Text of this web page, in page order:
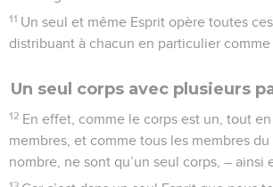
11 Un seul et même Esprit opère toutes
distribuant à chacun en particulier comme
Un seul corps avec plusieurs
12 En effet, comme le corps est un, tout
membres, et comme tous les membres
nombre, ne sont qu’un seul corps, – ainsi
13